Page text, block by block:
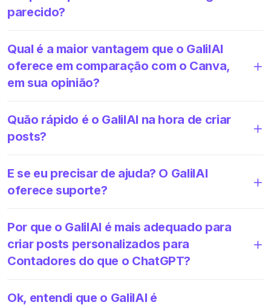
parecido?
Qual é a maior vantagem que o GalilAI
oferece em comparação com o Canva,
em sua opinião?
Quão rápido é o GalilAI na hora de criar
posts?
E se eu precisar de ajuda? O GalilAI
oferece suporte?
Por que o GalilAI é mais adequado para
criar posts personalizados para
Contadores do que o ChatGPT?
Ok, entendi que o GalilAI é